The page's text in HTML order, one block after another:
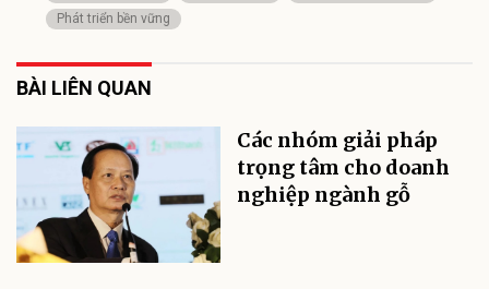
Phát triển bền vững
BÀI LIÊN QUAN
Các nhóm giải pháp
trọng tâm cho doanh
nghiệp ngành gỗ